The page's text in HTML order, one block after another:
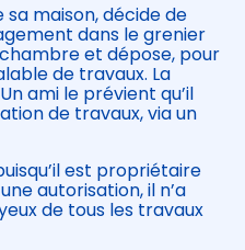
maison, décide de
dans le grenier
et dépose, pour
de travaux. La
ami le prévient qu’il
de travaux, via un
est propriétaire
autorisation, il n’a
de tous les travaux